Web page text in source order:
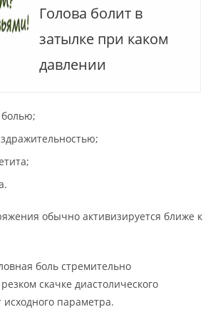
Голова болит в
затылке при каком
давлении
обычно активизируется ближе к
боль стремительно
скачке диастолического
параметра.